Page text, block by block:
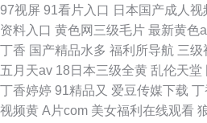
97视屏 91看片入口 日本国产成人视
资料入口 黄色网三级毛片 最新黄色
丁香 国产精品水多 福利所导航 三级
五月天av 18日本三级全黄 乱伦天堂
丁香婷婷 91精品又 爱豆传媒下载 丁
视频黄 A片com 美女福利在线观看